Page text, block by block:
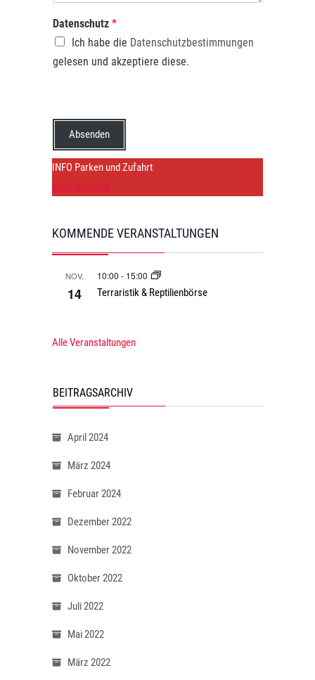
Datenschutz *
Ich habe die Datenschutzbestimmungen
gelesen und akzeptiere diese.
Absenden
INFO Parken und Zufahrt
Mehr erfahren
KOMMENDE VERANSTALTUNGEN
NOV.
14
10:00 - 15:00
Terraristik & Reptilienbörse
Alle Veranstaltungen
BEITRAGSARCHIV
April 2024
März 2024
Februar 2024
Dezember 2022
November 2022
Oktober 2022
Juli 2022
Mai 2022
März 2022